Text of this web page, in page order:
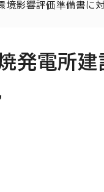
境影響評価準備書に
発電所